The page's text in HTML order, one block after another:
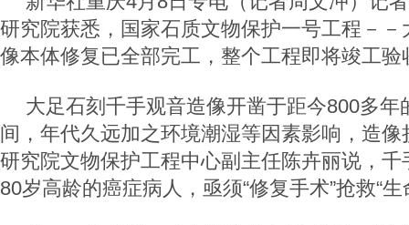
研究院获悉，国家石质文物保护一号工程－
像本体修复已全部完工，整个工程即将竣工验
大足石刻千手观音造像开凿于距今800多年
间，年代久远加之环境潮湿等因素影响，造
研究院文物保护工程中心副主任陈卉丽说，
80岁高龄的癌症病人，亟须“修复手术”抢救“生